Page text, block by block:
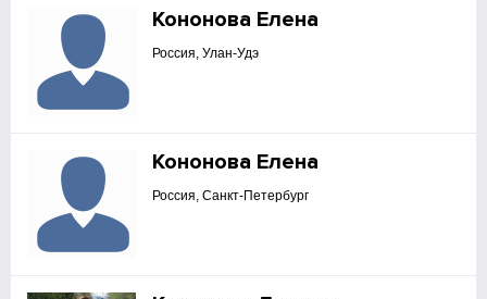
Кононова Елена
Россия, Улан-Удэ
Кононова Елена
Россия, Санкт-Петербург